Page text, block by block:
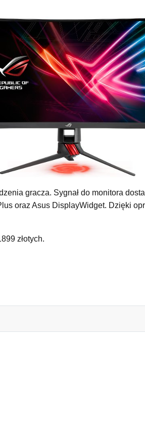
gracza. Sygnał do monitora
oraz Asus DisplayWidget. Dzięki
złotych.
chłodzeniem